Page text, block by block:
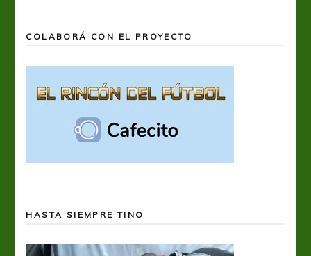
COLABORÁ CON EL PROYECTO
HASTA SIEMPRE TINO